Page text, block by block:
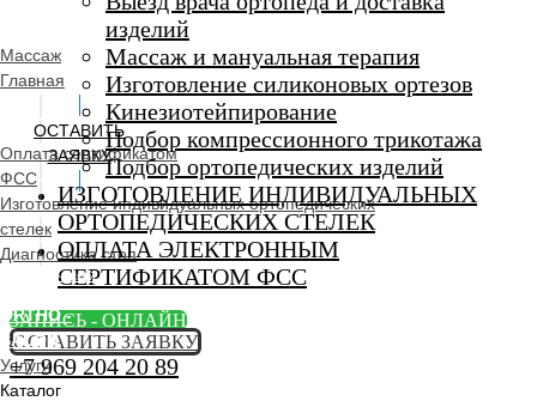
салон
изделий
Массаж и мануальная терапия
Изготовление силиконовых ортезов
Кинезиотейпирование
Подбор компрессионного трикотажа
Подбор ортопедических изделий
ИЗГОТОВЛЕНИЕ ИНДИВИДУАЛЬНЫХ
ОРТОПЕДИЧЕСКИХ СТЕЛЕК
ОПЛАТА ЭЛЕКТРОННЫМ
СЕРТИФИКАТОМ ФСС
ЗАПИСЬ - ОНЛАЙН
ОСТАВИТЬ ЗАЯВКУ
+7 969 204 20 89
Массаж
Главная
ОСТАВИТЬ
ЗАЯВКУ
Оплата сертификатом
ФСС
Изготовление индивидуальных ортопедических
стелек
Диагностика стоп
Ортопедический
ORTHO -
SALON
Услуги
Каталог